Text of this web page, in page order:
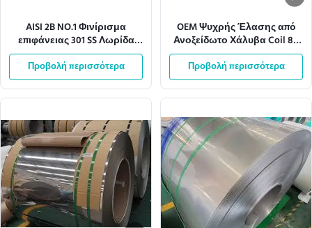
AISI 2B NO.1 Φινίρισμα
επιφάνειας 301 SS Λωρίδα
φύλλου πηνίου για κουζίνα
Προβολή περισσότερα
OEM Ψυχρής Έλασης από
Ανοξείδωτο Χάλυβα Coil 8K
Καθρέφτης Φινίρισμα 304SS
201SS
Προβολή περισσότερα